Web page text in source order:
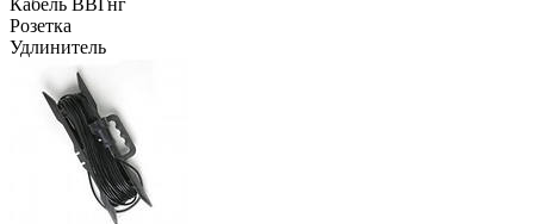
Розетка
Удлинитель